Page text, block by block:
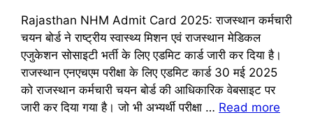
Rajasthan NHM Admit Card 2025: राजस्थान कर्मचारी
चयन बोर्ड ने राष्ट्रीय स्वास्थ्य मिशन एवं राजस्थान मेडिकल
एजुकेशन सोसाइटी भर्ती के लिए एडमिट कार्ड जारी कर दिया है।
राजस्थान एनएचएम परीक्षा के लिए एडमिट कार्ड 30 मई 2025
को राजस्थान कर्मचारी चयन बोर्ड की आधिकारिक वेबसाइट पर
जारी कर दिया गया है। जो भी अभ्यर्थी परीक्षा … Read more